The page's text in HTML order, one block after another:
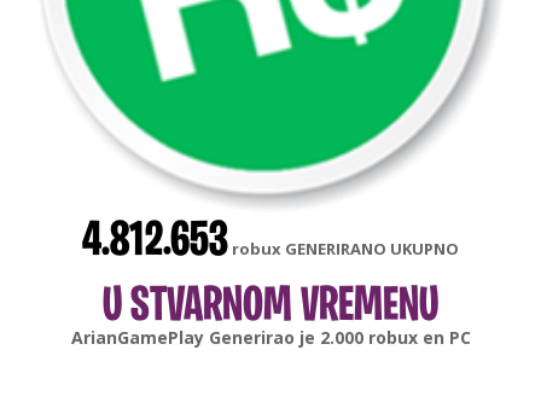
4.812.653 robux GENERIRANO UKUPNO
U STVARNOM VREMENU
gonsabellaGenerirao je6.000robux enAndroid